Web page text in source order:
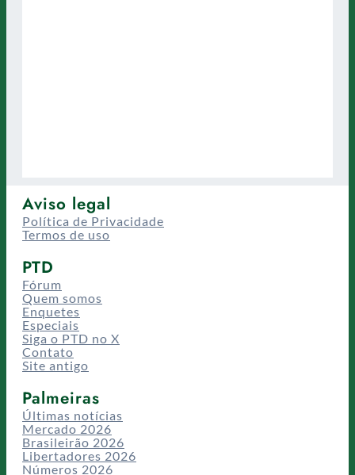
Aviso legal
Política de Privacidade
Termos de uso
PTD
Fórum
Quem somos
Enquetes
Especiais
Siga o PTD no X
Contato
Site antigo
Palmeiras
Últimas notícias
Mercado 2026
Brasileirão 2026
Libertadores 2026
Números 2026